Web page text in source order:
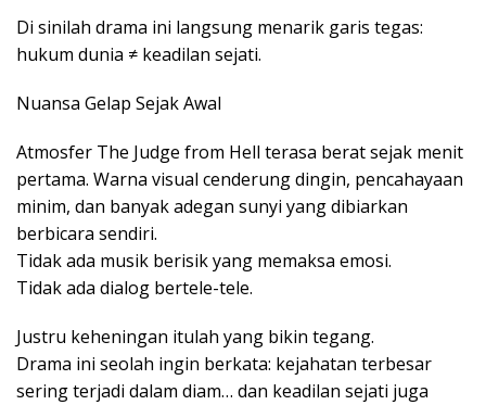
Di sinilah drama ini langsung menarik garis tegas:
hukum dunia ≠ keadilan sejati.
Nuansa Gelap Sejak Awal
Atmosfer The Judge from Hell terasa berat sejak menit
pertama. Warna visual cenderung dingin, pencahayaan
minim, dan banyak adegan sunyi yang dibiarkan
berbicara sendiri.
Tidak ada musik berisik yang memaksa emosi.
Tidak ada dialog bertele-tele.
Justru keheningan itulah yang bikin tegang.
Drama ini seolah ingin berkata: kejahatan terbesar
sering terjadi dalam diam… dan keadilan sejati juga